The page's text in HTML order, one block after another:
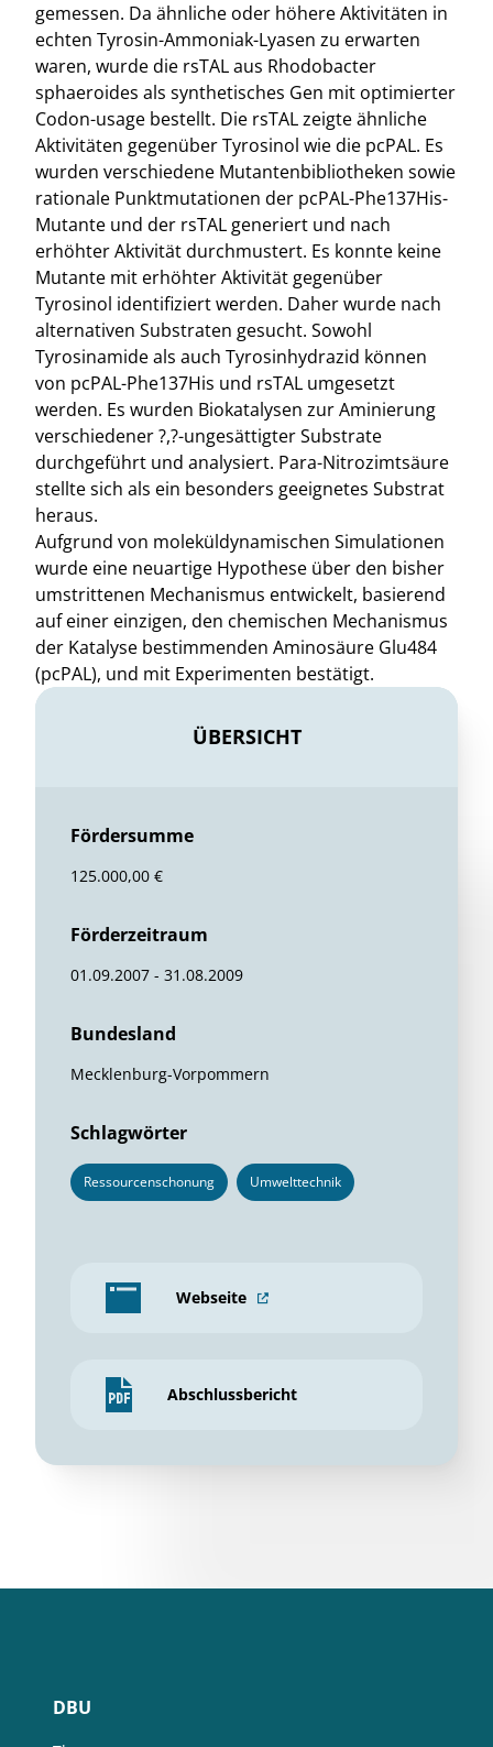
gemessen. Da ähnliche oder höhere Aktivitäten in
echten Tyrosin-Ammoniak-Lyasen zu erwarten
waren, wurde die rsTAL aus Rhodobacter
sphaeroides als synthetisches Gen mit optimierter
Codon-usage bestellt. Die rsTAL zeigte ähnliche
Aktivitäten gegenüber Tyrosinol wie die pcPAL. Es
wurden verschiedene Mutantenbibliotheken sowie
rationale Punktmutationen der pcPAL-Phe137His-
Mutante und der rsTAL generiert und nach
erhöhter Aktivität durchmustert. Es konnte keine
Mutante mit erhöhter Aktivität gegenüber
Tyrosinol identifiziert werden. Daher wurde nach
alternativen Substraten gesucht. Sowohl
Tyrosinamide als auch Tyrosinhydrazid können
von pcPAL-Phe137His und rsTAL umgesetzt
werden. Es wurden Biokatalysen zur Aminierung
verschiedener ?,?-ungesättigter Substrate
durchgeführt und analysiert. Para-Nitrozimtsäure
stellte sich als ein besonders geeignetes Substrat
heraus.
Aufgrund von moleküldynamischen Simulationen
wurde eine neuartige Hypothese über den bisher
umstrittenen Mechanismus entwickelt, basierend
auf einer einzigen, den chemischen Mechanismus
der Katalyse bestimmenden Aminosäure Glu484
(pcPAL), und mit Experimenten bestätigt.
ÜBERSICHT
Fördersumme
125.000,00 €
Förderzeitraum
01.09.2007 - 31.08.2009
Bundesland
Mecklenburg-Vorpommern
Schlagwörter
Ressourcenschonung Umwelttechnik
Webseite
Abschlussbericht
DBU